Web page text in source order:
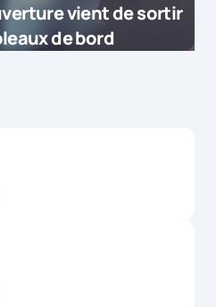
vient de sortir
de bord